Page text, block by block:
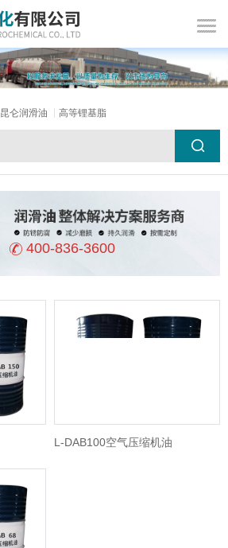
昆仑润滑油 高等锂基脂
400-836-3600
L-DAB100空气压缩机油